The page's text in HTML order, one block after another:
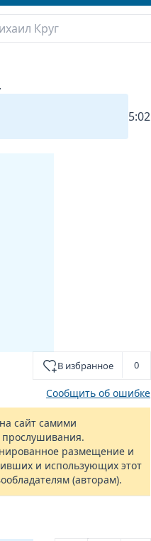
5:02
В избранное 0
Сообщить об ошибке
сайт самими
размещение и
и использующих этот
(авторам).